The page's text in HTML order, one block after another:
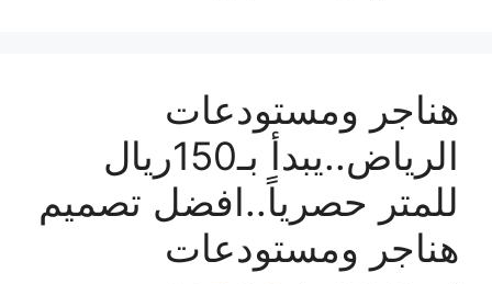
هناجر ومستودعات
الرياض..يبدأ بـ150ريال
للمتر حصرياً..افضل تصميم
هناجر ومستودعات